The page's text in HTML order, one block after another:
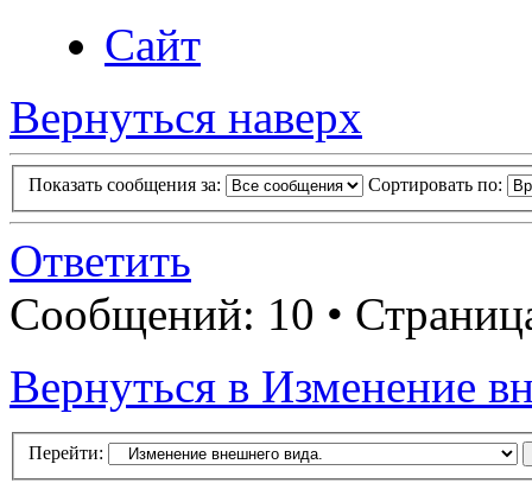
Сайт
Вернуться наверх
Показать сообщения за: Сортировать по:
Ответить
Сообщений: 10 •
Вернуться в Изменение
Перейти: